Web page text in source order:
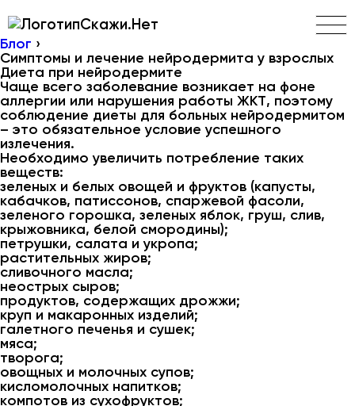
Скажи.Нет
Блог ›
Симптомы и лечение нейродермита у взрослых
Диета при нейродермите
Чаще всего заболевание возникает на фоне
аллергии или нарушения работы ЖКТ, поэтому
соблюдение диеты для больных нейродермитом
– это обязательное условие успешного
излечения.
Необходимо увеличить потребление таких
веществ:
зеленых и белых овощей и фруктов (капусты,
кабачков, патиссонов, спаржевой фасоли,
зеленого горошка, зеленых яблок, груш, слив,
крыжовника, белой смородины);
петрушки, салата и укропа;
растительных жиров;
сливочного масла;
неострых сыров;
продуктов, содержащих дрожжи;
круп и макаронных изделий;
галетного печенья и сушек;
мяса;
творога;
овощных и молочных супов;
кисломолочных напитков;
компотов из сухофруктов;